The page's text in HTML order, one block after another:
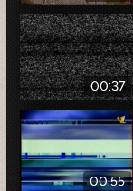
00:37
00:55